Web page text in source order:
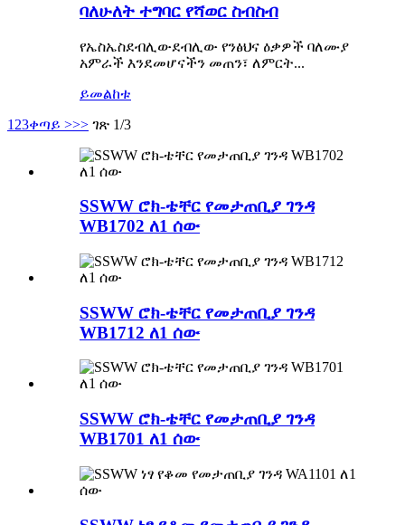
ባለሁለት ተግባር የሻወር ስብስብ
የኤስኤስደብሊውደብሊው የንፅህና ዕቃዎች ባለሙያ
አምራች እንደመሆናችን መጠን፣ ለምርት...
ይመልከቱ
1 23ቀጣይ >>> ገጽ 1/3
SSWW ሮክ-ቴቸር የመታጠቢያ ገንዳ
WB1702 ለ1 ሰው
SSWW ሮክ-ቴቸር የመታጠቢያ ገንዳ
WB1712 ለ1 ሰው
SSWW ሮክ-ቴቸር የመታጠቢያ ገንዳ
WB1701 ለ1 ሰው